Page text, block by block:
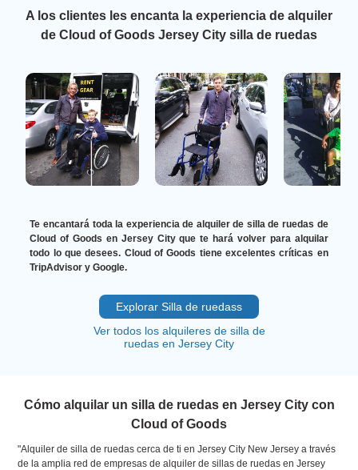
A los clientes les encanta la experiencia de alquiler
de Cloud of Goods Jersey City silla de ruedas
Te encantará toda la experiencia de alquiler de silla de ruedas de
Cloud of Goods en Jersey City que te hará volver para alquilar
todo lo que desees. Cloud of Goods tiene excelentes críticas en
TripAdvisor y Google.
Explorar Silla de ruedass
Ver todos los alquileres de silla de
ruedas en Jersey City
Cómo alquilar un silla de ruedas en Jersey City con
Cloud of Goods
"Alquiler de silla de ruedas cerca de ti en Jersey City New Jersey a través
de la amplia red de empresas de alquiler de sillas de ruedas en Jersey